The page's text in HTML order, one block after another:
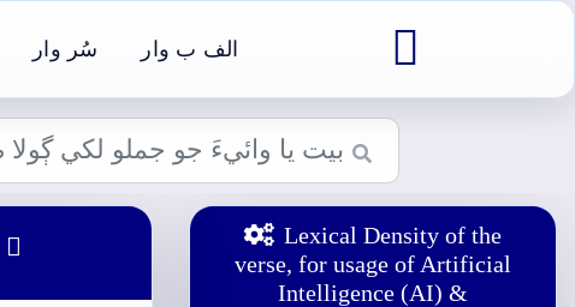
 الف ب وار سُر وار
Lexical Density of the
verse, for usage of Artificial
Intelligence (AI) &
